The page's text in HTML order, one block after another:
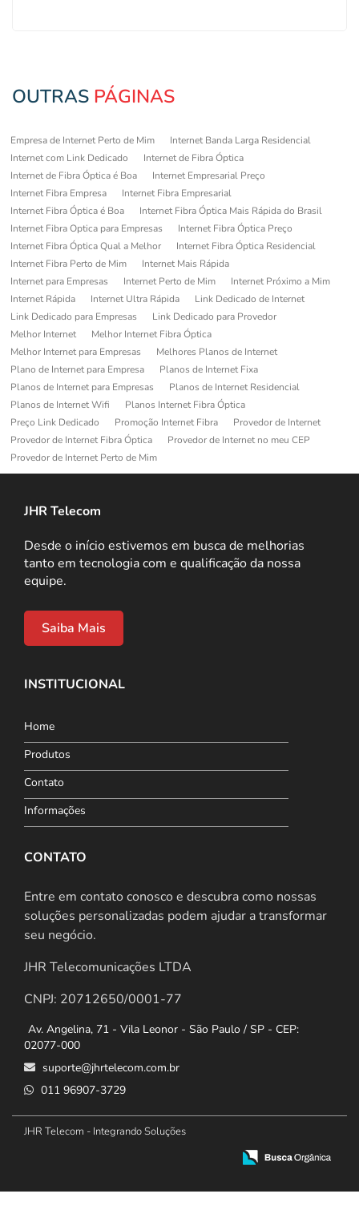
OUTRAS PÁGINAS
Empresa de Internet Perto de Mim
Internet Banda Larga Residencial
Internet com Link Dedicado
Internet de Fibra Óptica
Internet de Fibra Óptica é Boa
Internet Empresarial Preço
Internet Fibra Empresa
Internet Fibra Empresarial
Internet Fibra Óptica é Boa
Internet Fibra Óptica Mais Rápida do Brasil
Internet Fibra Optica para Empresas
Internet Fibra Óptica Preço
Internet Fibra Óptica Qual a Melhor
Internet Fibra Óptica Residencial
Internet Fibra Perto de Mim
Internet Mais Rápida
Internet para Empresas
Internet Perto de Mim
Internet Próximo a Mim
Internet Rápida
Internet Ultra Rápida
Link Dedicado de Internet
Link Dedicado para Empresas
Link Dedicado para Provedor
Melhor Internet
Melhor Internet Fibra Óptica
Melhor Internet para Empresas
Melhores Planos de Internet
Plano de Internet para Empresa
Planos de Internet Fixa
Planos de Internet para Empresas
Planos de Internet Residencial
Planos de Internet Wifi
Planos Internet Fibra Óptica
Preço Link Dedicado
Promoção Internet Fibra
Provedor de Internet
Provedor de Internet Fibra Óptica
Provedor de Internet no meu CEP
Provedor de Internet Perto de Mim
JHR Telecom
Desde o início estivemos em busca de melhorias
tanto em tecnologia com e qualificação da nossa
equipe.
Saiba Mais
INSTITUCIONAL
Home
Produtos
Contato
Informações
CONTATO
Entre em contato conosco e descubra como nossas
soluções personalizadas podem ajudar a transformar
seu negócio.
JHR Telecomunicações LTDA
CNPJ: 20712650/0001-77
Av. Angelina, 71 - Vila Leonor - São Paulo / SP - CEP:
02077-000
suporte@jhrtelecom.com.br
011 96907-3729
JHR Telecom - Integrando Soluções